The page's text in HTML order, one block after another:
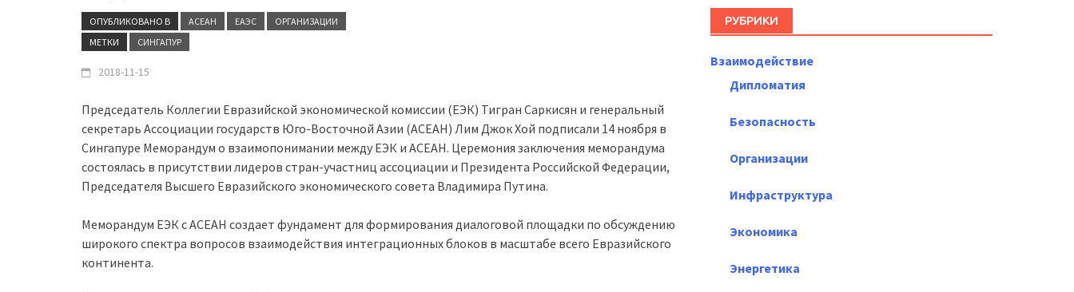
ОПУБЛИКОВАНО В АСЕАН ЕАЭС
ОРГАНИЗАЦИИ
МЕТКИ
СИНГАПУР
2018-11-15
Председатель Коллегии Евразийской экономической комиссии (ЕЭК) Тигран Саркисян и генеральный
секретарь Ассоциации государств Юго-Восточной Азии (АСЕАН) Лим Джок Хой подписали 14 ноября в
Сингапуре Меморандум о взаимопонимании между ЕЭК и АСЕАН. Церемония заключения меморандума
состоялась в присутствии лидеров стран-участниц ассоциации и Президента Российской Федерации,
Председателя Высшего Евразийского экономического совета Владимира Путина.
Меморандум ЕЭК с АСЕАН создает фундамент для формирования диалоговой площадки по обсуждению
широкого спектра вопросов взаимодействия интеграционных блоков в масштабе всего Евразийского
континента.
РУБРИКИ
Взаимодействие
Дипломатия
Безопасность
Организации
Инфраструктура
Экономика
Энергетика